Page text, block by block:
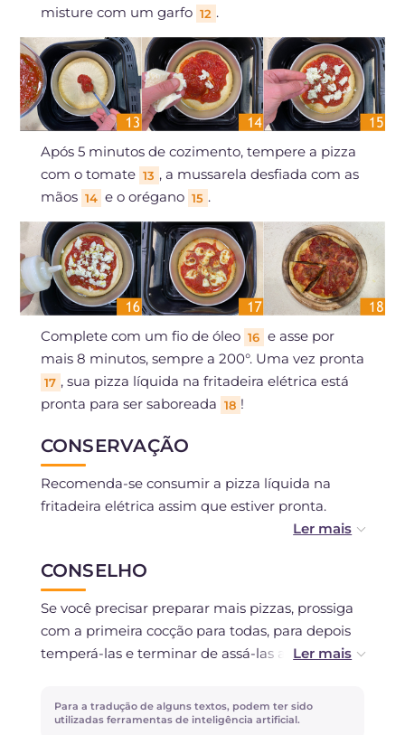
misture com um garfo 12 .
Após 5 minutos de cozimento, tempere a pizza
com o tomate 13 , a mussarela desfiada com as
mãos 14 e o orégano 15 .
Complete com um fio de óleo 16 e asse por
mais 8 minutos, sempre a 200°. Uma vez pronta
17 , sua pizza líquida na fritadeira elétrica está
pronta para ser saboreada 18 !
CONSERVAÇÃO
Recomenda-se consumir a pizza líquida na
fritadeira elétrica assim que estiver pronta.
conservá-la na geladeira por um dia.
CONSELHO
Se você precisar preparar mais pizzas, prossiga
com a primeira cocção para todas, para depois
temperá-las e terminar de assá-las antes de
Para a tradução de alguns textos, podem ter sido
utilizadas ferramentas de inteligência artificial.